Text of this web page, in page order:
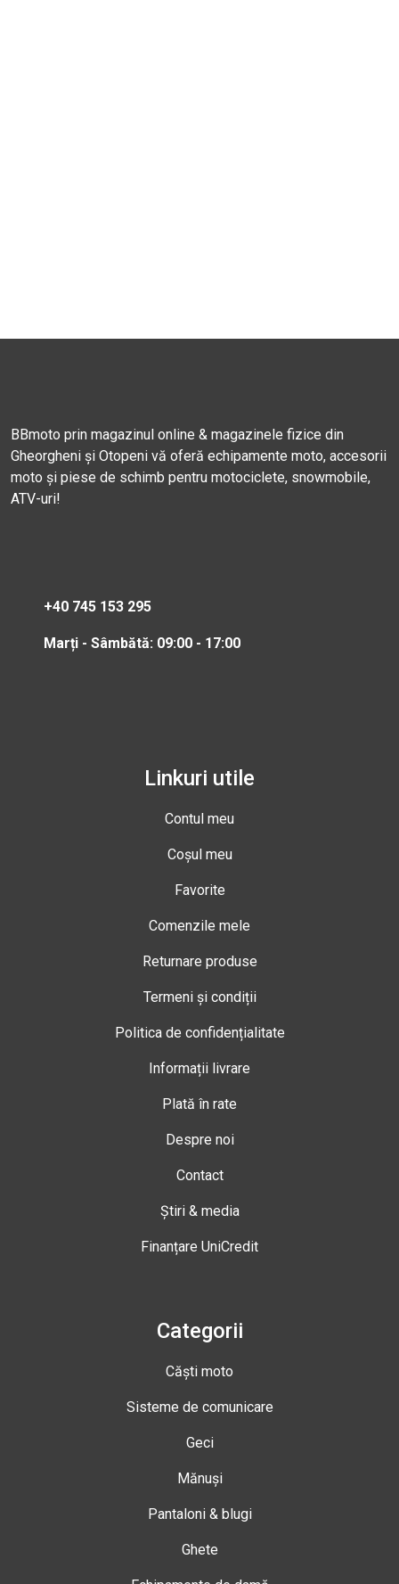
BBmoto prin magazinul online & magazinele fizice din
Gheorgheni și Otopeni vă oferă echipamente moto, accesorii
moto și piese de schimb pentru motociclete, snowmobile,
ATV-uri!
+40 745 153 295
Marți - Sâmbătă: 09:00 - 17:00
Linkuri utile
Contul meu
Coșul meu
Favorite
Comenzile mele
Returnare produse
Termeni și condiții
Politica de confidențialitate
Informații livrare
Plată în rate
Despre noi
Contact
Știri & media
Finanțare UniCredit
Categorii
Căști moto
Sisteme de comunicare
Geci
Mănuși
Pantaloni & blugi
Ghete